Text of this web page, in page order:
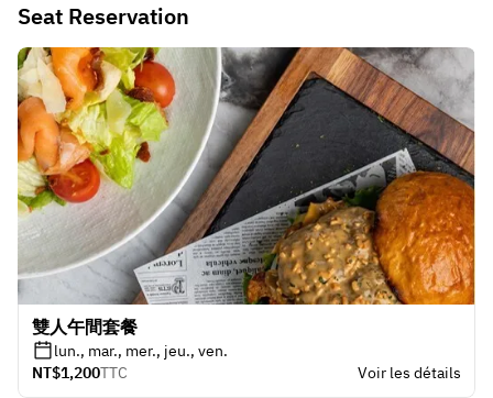
Seat Reservation
雙人午間套餐
lun., mar., mer., jeu., ven.
NT$1,200TTC Voir les détails